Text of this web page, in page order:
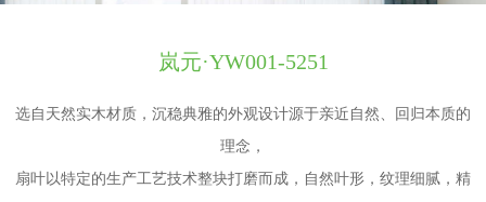
岚元·YW001-5251
选自天然实木材质，沉稳典雅的外观设计源于亲近自然、回归本质的
理念，
扇叶以特定的生产工艺技术整块打磨而成，自然叶形，纹理细腻，精